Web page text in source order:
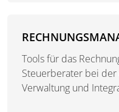
Tools für das
Steuerberater bei
Verwaltung und